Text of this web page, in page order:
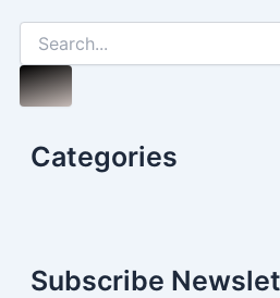
Search
Categories
Subscribe